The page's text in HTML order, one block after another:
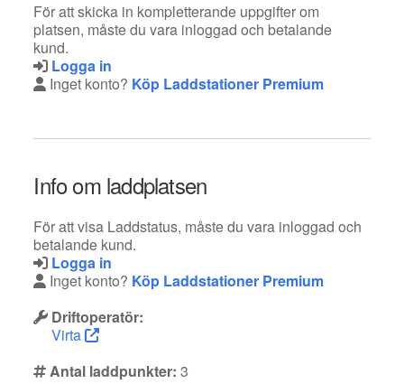
För att skicka in kompletterande uppgifter om
platsen, måste du vara inloggad och betalande
kund.
Logga in
Inget konto? Köp Laddstationer Premium
Info om laddplatsen
För att visa Laddstatus, måste du vara inloggad och
betalande kund.
Logga in
Inget konto? Köp Laddstationer Premium
Driftoperatör:
Virta
Antal laddpunkter: 3